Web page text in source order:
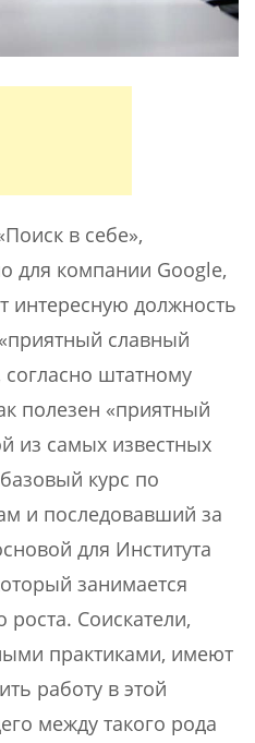
в себе»,
для компании Google,
интересную должность
славный
штатному
полезен «приятный
из самых известных
курс по
и последовавший за
для Института
занимается
Соискатели,
практиками, имеют
работу в этой
между такого рода